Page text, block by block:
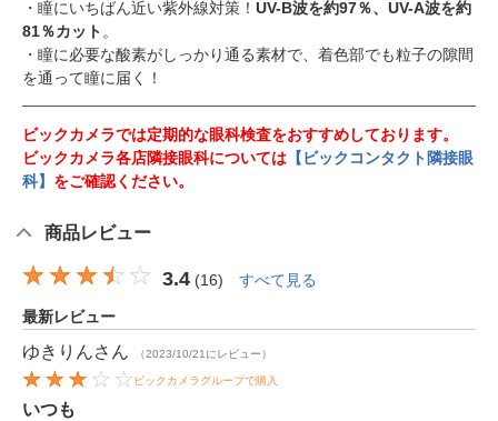
・瞳にいちばん近い紫外線対策！ UV-B波を約97％、UV-A波を約
81％カット 。
・瞳に必要な酸素がしっかり通る素材で、着色部でも粒子の隙間
を通って瞳に届く！
ビックカメラでは定期的な眼科検査をおすすめしております。
ビックカメラ各店隣接眼科については 【ビックコンタクト隣接眼
科】 をご確認ください。
商品レビュー
3.4 (16) すべて見る
最新レビュー
ゆきりんさん （2023/10/21にレビュー）
ビックカメラグループで購入
いつも